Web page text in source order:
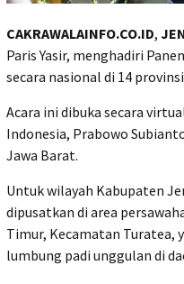
CAKRAWALAINFO.CO.ID,
Paris Yasir, menghadiri
secara nasional di 14
Acara ini dibuka secara
Indonesia, Prabowo
Jawa Barat.
Untuk wilayah Kabupaten
dipusatkan di area
Timur, Kecamatan Turatea,
lumbung padi unggulan di